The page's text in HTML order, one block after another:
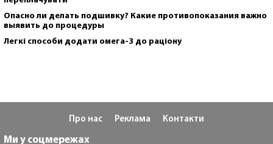
Опасно ли делать подшивку? Какие противопоказания важно
выявить до процедуры
Легкі способи додати омега-3 до раціону
Про нас Реклама Контакти
Ми у соцмережах